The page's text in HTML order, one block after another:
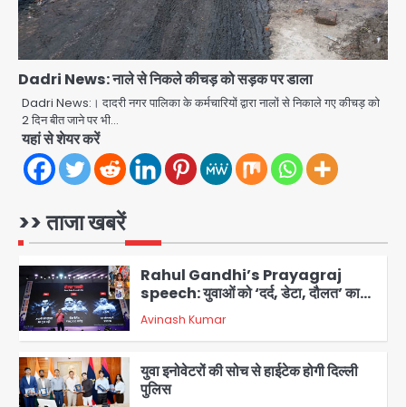
Dadri News: नाले से निकले कीचड़ को सड़क पर डाला
Dadri News:। दादरी नगर पालिका के कर्मचारियों द्वारा नालों से निकाले गए कीचड़ को
2 दिन बीत जाने पर भी…
यहां से शेयर करें
>> ताजा खबरें
4
Team JHJ
5
एयरपोर्ट का फर्जी कर्मचारी बनकर 3 लाख
उड़ाए, अब पहुंचा सलाखों के पीछे
1
Noida Sector-49: सेक्टर-49 में 18
साल की मेड ने की खुदकुशी, शरीर पर नहीं मिली
2
Rahul Gandhi’s Prayagraj
speech: युवाओं को ‘दर्द, डेटा, दौलत’ का
संदेश, बीजेपी का वार
Avinash Kumar
युवा इनोवेटरों की सोच से हाईटेक होगी दिल्ली
पुलिस